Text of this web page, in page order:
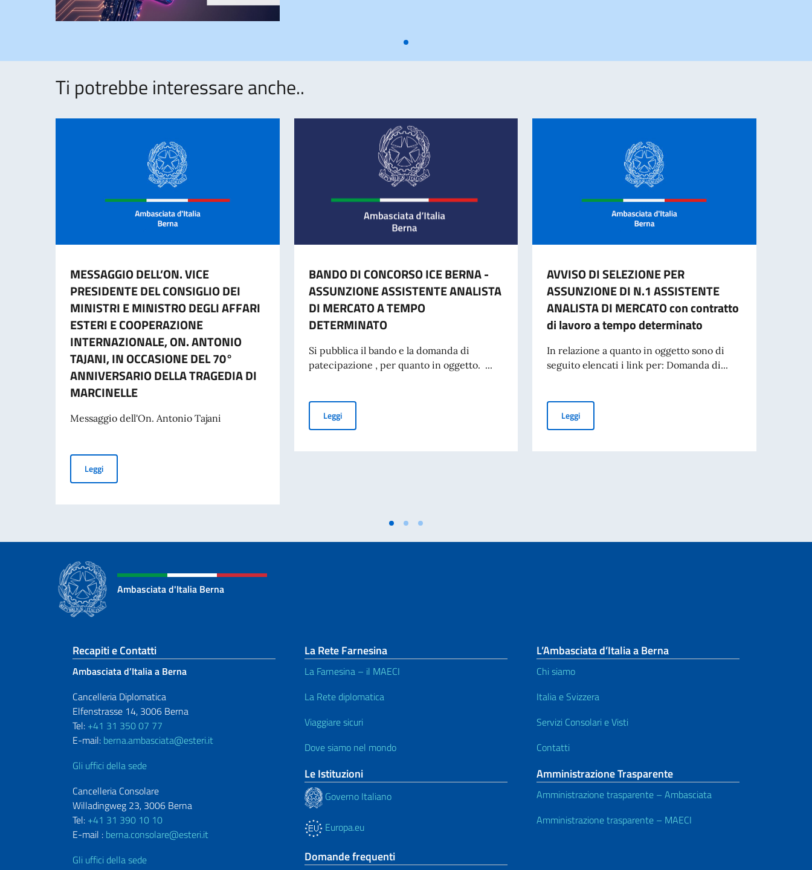
Ti potrebbe interessare anche..
MESSAGGIO DELL’ON. VICE
PRESIDENTE DEL CONSIGLIO DEI
MINISTRI E MINISTRO DEGLI AFFARI
ESTERI E COOPERAZIONE
INTERNAZIONALE, ON. ANTONIO
TAJANI, IN OCCASIONE DEL 70°
ANNIVERSARIO DELLA TRAGEDIA DI
MARCINELLE
Messaggio dell'On. Antonio Tajani
LeggiMESSAGGIO DELL’ON. VICE PRESIDENTE DEL CONSIGLIO DEI MINISTRI E MINISTRO DEGLI AFFARI ESTERI E COOPERAZIONE INTERNAZIONALE, ON. ANTONIO TAJANI, IN OCCASIONE DEL 70°
BANDO DI CONCORSO ICE BERNA -
ASSUNZIONE ASSISTENTE ANALISTA
DI MERCATO A TEMPO
DETERMINATO
Si pubblica il bando e la domanda di
patecipazione , per quanto in oggetto. ...
LeggiBANDO DI CONCORSO ICE BERNA - ASSUNZIONE ASSISTENTE ANALISTA DI MERCATO A TEMPO DETERMINATO
AVVISO DI SELEZIONE PER
ASSUNZIONE DI N.1 ASSISTENTE
ANALISTA DI MERCATO con contratto
di lavoro a tempo determinato
In relazione a quanto in oggetto sono di
seguito elencati i link per: Domanda di...
LeggiAVVISO DI SELEZIONE PER ASSUNZIONE DI N.1
Ambasciata d'Italia Berna
Sezione footer
Recapiti e Contatti
Ambasciata d’Italia a Berna
Cancelleria Diplomatica
Elfenstrasse 14, 3006 Berna
Tel: +41 31 350 07 77
E-mail: berna.ambasciata@esteri.it
Gli uffici della sede
Cancelleria Consolare
Willadingweg 23, 3006 Berna
Tel: +41 31 390 10 10
E-mail : berna.consolare@esteri.it
Gli uffici della sede
La Rete Farnesina
La Farnesina – il MAECI
La Rete diplomatica
Viaggiare sicuri
Dove siamo nel mondo
Le Istituzioni
Governo Italiano
Europa.eu
Domande frequenti
L’Ambasciata d’Italia a Berna
Chi siamo
Italia e Svizzera
Servizi Consolari e Visti
Contatti
Amministrazione Trasparente
Amministrazione trasparente – Ambasciata
Amministrazione trasparente – MAECI